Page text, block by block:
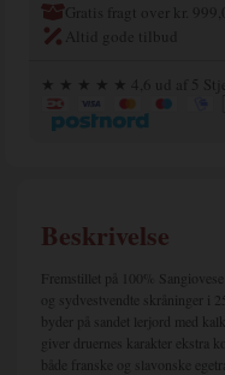
Gratis fragt over kr.
Altid gode tilbud
★ ★ ★ ★ ★ 4,6 ud af 5
Beskrivelse
Fremstillet på 100%
og sydvestvendte skråninger i
byder på sandet lerjord med
giver druernes karakter ekstra
både franske og slavonske